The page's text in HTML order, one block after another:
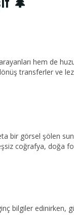
hem de
transferler ve
bir görsel şölen
coğrafya, doğa
bilgiler edinirken,